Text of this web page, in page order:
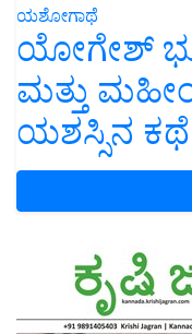
ಯಶೋಗಾಥೆ
ಯೋಗೇಶ್
ಮತ್ತು
ಯಶಸ್ಸಿನ ಕಥೆ